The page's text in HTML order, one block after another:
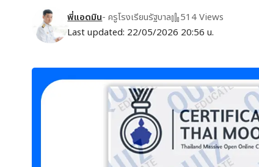
Last updated: 22/05/2026 20:56 น.
พี่แอดมิน- ครูโรงเรียนรัฐบาล 514 Views